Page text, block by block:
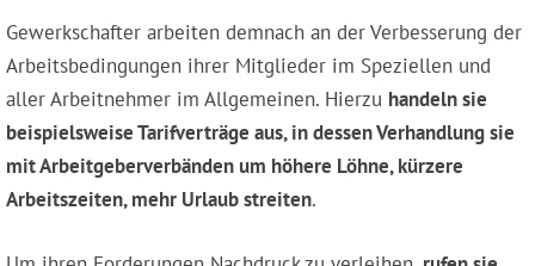
Gewerkschafter arbeiten demnach an der Verbesserung der
Arbeitsbedingungen ihrer Mitglieder im Speziellen und
aller Arbeitnehmer im Allgemeinen. Hierzu handeln sie
beispielsweise Tarifverträge aus, in dessen Verhandlung sie
mit Arbeitgeberverbänden um höhere Löhne, kürzere
Arbeitszeiten, mehr Urlaub streiten.